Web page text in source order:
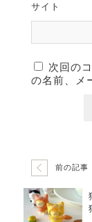
サイト
次回の
の名前、メ
前の記事